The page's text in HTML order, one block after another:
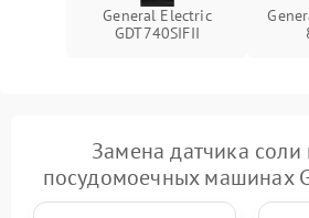
General Electric
GDT740SIFII
Замена датчика соли
посудомоечных машинах